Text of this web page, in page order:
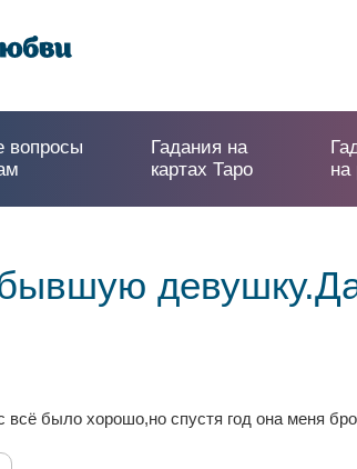
вопросы
Гадания на
картах Таро
на
было хорошо,но спустя год она меня